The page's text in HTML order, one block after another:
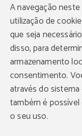
A navegação
utilização de
que seja
disso, para
armazenamento
consentimento.
através do
também é
o seu uso.